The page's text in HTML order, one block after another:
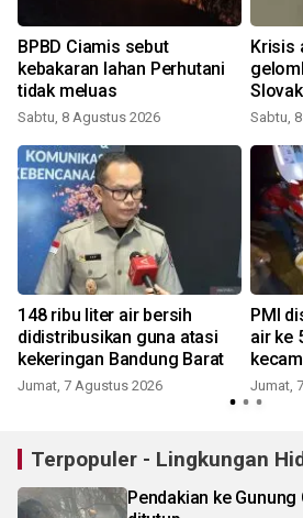
BPBD Ciamis sebut
kebakaran lahan Perhutani
tidak meluas
Sabtu, 8 Agustus 2026
Krisis
Sabtu,
148 ribu liter air bersih
didistribusikan guna atasi
kekeringan Bandung Barat
Jumat, 7 Agustus 2026
PMI
air ke
Jumat,
Terpopuler - Lingkungan
Pendakian ke Gunung Gede Pangrango,